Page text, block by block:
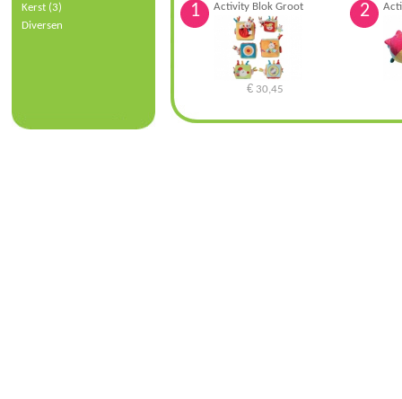
Kerst (3)
Diversen
1 Activity Blok Groot
€ 30,45
2